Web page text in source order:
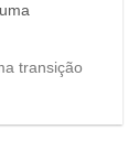
transição